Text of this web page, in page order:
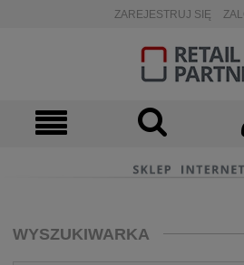
ZAREJESTRUJ SIĘ
WYSZUKIWARKA